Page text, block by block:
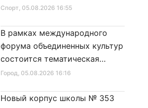
Спорт, 05.08.2026 16:55
Город, 05.08.2026 16:16
В рамках международного
форума объединенных культур
состоится тематическая
секция
Новый корпус школы № 353